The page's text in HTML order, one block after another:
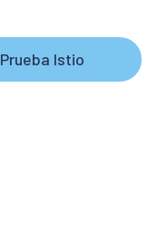
Prueba Istio